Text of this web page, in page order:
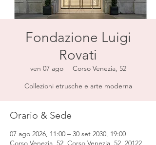
Fondazione Luigi
Rovati
ven 07 ago
  |
Corso Venezia, 52
Collezioni etrusche e arte moderna
Orario & Sede
07 ago 2026, 11:00 – 30 set 2030, 19:00
Corso Venezia, 52, Corso Venezia, 52, 20122